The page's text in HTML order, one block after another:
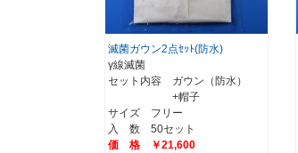
滅菌ガウン2点ｾｯﾄ(防水)
γ線滅菌
セット内容 ガウン（防水）
+帽子
サイズ フリー
入 数 50セット
価 格 ￥21,600